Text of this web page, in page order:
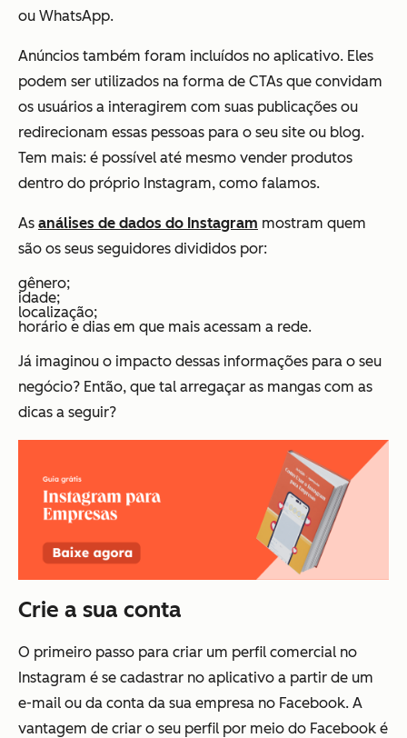
ou WhatsApp.
Anúncios também foram incluídos no aplicativo. Eles
podem ser utilizados na forma de CTAs que convidam
os usuários a interagirem com suas publicações ou
redirecionam essas pessoas para o seu site ou blog.
Tem mais: é possível até mesmo vender produtos
dentro do próprio Instagram, como falamos.
As análises de dados do Instagram mostram quem
são os seus seguidores divididos por:
gênero;
idade;
localização;
horário e dias em que mais acessam a rede.
Já imaginou o impacto dessas informações para o seu
negócio? Então, que tal arregaçar as mangas com as
dicas a seguir?
Crie a sua conta
O primeiro passo para criar um perfil comercial no
Instagram é se cadastrar no aplicativo a partir de um
e-mail ou da conta da sua empresa no Facebook. A
vantagem de criar o seu perfil por meio do Facebook é